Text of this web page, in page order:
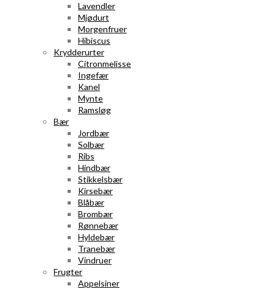
Lavendler
Mjødurt
Morgenfruer
Hibiscus
Krydderurter
Citronmelisse
Ingefær
Kanel
Mynte
Ramsløg
Bær
Jordbær
Solbær
Ribs
Hindbær
Stikkelsbær
Kirsebær
Blåbær
Brombær
Rønnebær
Hyldebær
Tranebær
Vindruer
Frugter
Appelsiner